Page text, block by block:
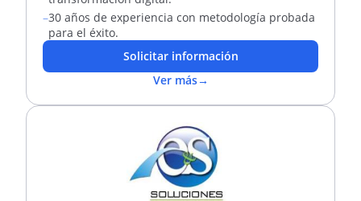
–30 años de experiencia con metodología probada
para el éxito.
Solicitar información
Ver más→